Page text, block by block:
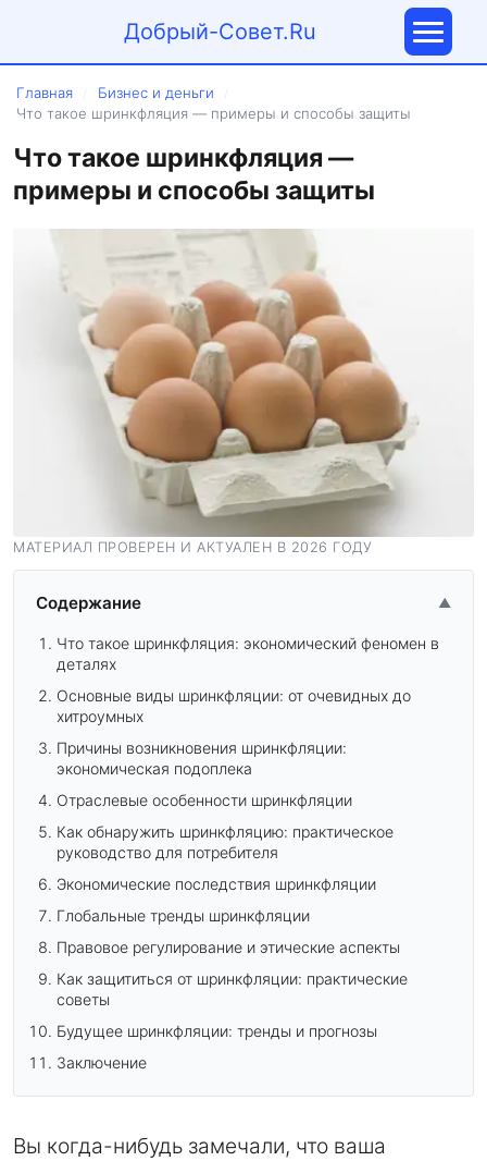
Добрый-Совет.Ru
Главная Бизнес и деньги
Что такое шринкфляция — примеры и способы защиты
Что такое шринкфляция —
примеры и способы защиты
МАТЕРИАЛ ПРОВЕРЕН И АКТУАЛЕН В 2026 ГОДУ
Содержание ▲
Что такое шринкфляция: экономический феномен в
деталях
Основные виды шринкфляции: от очевидных до
хитроумных
Причины возникновения шринкфляции:
экономическая подоплека
Отраслевые особенности шринкфляции
Как обнаружить шринкфляцию: практическое
руководство для потребителя
Экономические последствия шринкфляции
Глобальные тренды шринкфляции
Правовое регулирование и этические аспекты
Как защититься от шринкфляции: практические
советы
Будущее шринкфляции: тренды и прогнозы
Заключение
Вы когда-нибудь замечали, что ваша